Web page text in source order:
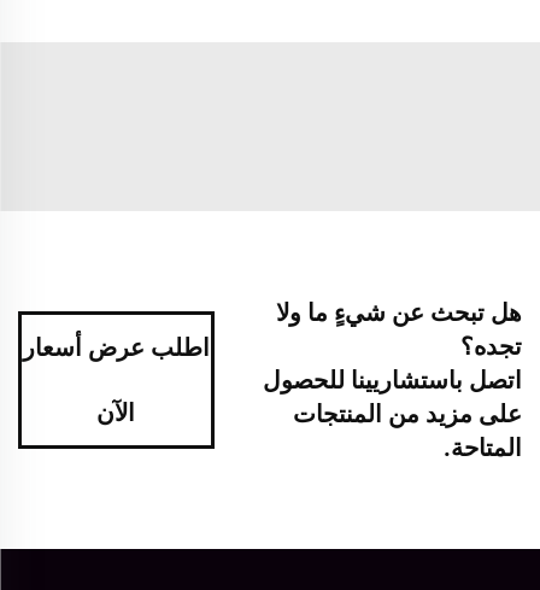
هل تبحث عن شيءٍ ما ولا
تجده؟
اتصل باستشاريينا للحصول
على مزيد من المنتجات
المتاحة.
اطلب عرض أسعار
الآن